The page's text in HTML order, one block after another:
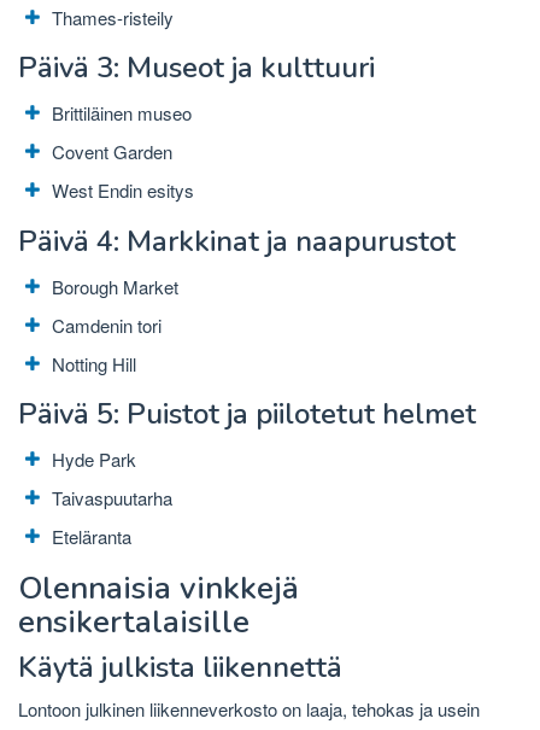
Thames-risteily
Päivä 3: Museot ja kulttuuri
Brittiläinen museo
Covent Garden
West Endin esitys
Päivä 4: Markkinat ja naapurustot
Borough Market
Camdenin tori
Notting Hill
Päivä 5: Puistot ja piilotetut helmet
Hyde Park
Taivaspuutarha
Eteläranta
Olennaisia ​​vinkkejä
ensikertalaisille
Käytä julkista liikennettä
Lontoon julkinen liikenneverkosto on laaja, tehokas ja usein